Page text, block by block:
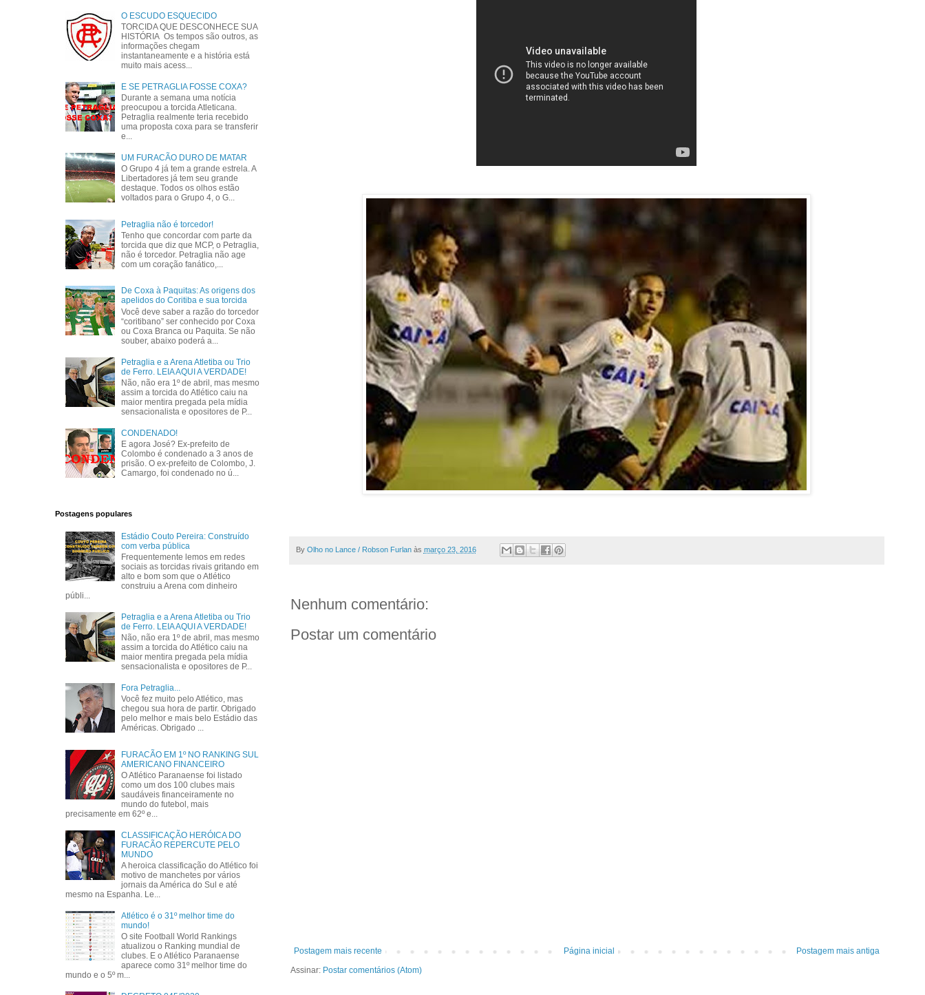
By Olho no Lance / Robson Furlan às março 23, 2016
Nenhum comentário:
Postar um comentário
Postagem mais recente Postagem mais antiga
Página inicial
Assinar: Postar comentários (Atom)
O ESCUDO ESQUECIDO
TORCIDA QUE DESCONHECE SUA
HISTÓRIA Os tempos são outros, as
informações chegam
instantaneamente e a história está
muito mais acess...
E SE PETRAGLIA FOSSE COXA?
Durante a semana uma notícia
preocupou a torcida Atleticana.
Petraglia realmente teria recebido
uma proposta coxa para se transferir
e...
UM FURACÃO DURO DE MATAR
O Grupo 4 já tem a grande estrela. A
Libertadores já tem seu grande
destaque. Todos os olhos estão
voltados para o Grupo 4, o G...
Petraglia não é torcedor!
Tenho que concordar com parte da
torcida que diz que MCP, o Petraglia,
não é torcedor. Petraglia não age
com um coração fanático,...
De Coxa à Paquitas: As origens dos
apelidos do Coritiba e sua torcida
Você deve saber a razão do torcedor
“coritibano” ser conhecido por Coxa
ou Coxa Branca ou Paquita. Se não
souber, abaixo poderá a...
Petraglia e a Arena Atletiba ou Trio
de Ferro. LEIA AQUI A VERDADE!
Não, não era 1º de abril, mas mesmo
assim a torcida do Atlético caiu na
maior mentira pregada pela mídia
sensacionalista e opositores de P...
CONDENADO!
E agora José? Ex-prefeito de
Colombo é condenado a 3 anos de
prisão. O ex-prefeito de Colombo, J.
Camargo, foi condenado no ú...
Postagens populares
Estádio Couto Pereira: Construído
com verba pública
Frequentemente lemos em redes
sociais as torcidas rivais gritando em
alto e bom som que o Atlético
construiu a Arena com dinheiro
públi...
Petraglia e a Arena Atletiba ou Trio
de Ferro. LEIA AQUI A VERDADE!
Não, não era 1º de abril, mas mesmo
assim a torcida do Atlético caiu na
maior mentira pregada pela mídia
sensacionalista e opositores de P...
Fora Petraglia...
Você fez muito pelo Atlético, mas
chegou sua hora de partir. Obrigado
pelo melhor e mais belo Estádio das
Américas. Obrigado ...
FURACÃO EM 1º NO RANKING SUL
AMERICANO FINANCEIRO
O Atlético Paranaense foi listado
como um dos 100 clubes mais
saudáveis financeiramente no
mundo do futebol, mais
precisamente em 62º e...
CLASSIFICAÇÃO HERÓICA DO
FURACÃO REPERCUTE PELO
MUNDO
A heroica classificação do Atlético foi
motivo de manchetes por vários
jornais da América do Sul e até
mesmo na Espanha. Le...
Atlético é o 31º melhor time do
mundo!
O site Football World Rankings
atualizou o Ranking mundial de
clubes. E o Atlético Paranaense
aparece como 31º melhor time do
mundo e o 5º m...